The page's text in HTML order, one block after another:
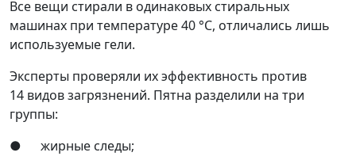
Все вещи стирали в одинаковых стиральных
машинах при температуре 40 °С, отличались лишь
используемые гели.
Эксперты проверяли их эффективность против
14 видов загрязнений. Пятна разделили на три
группы:
● жирные следы;